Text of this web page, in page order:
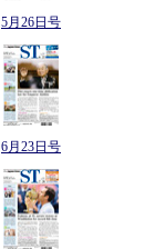
5月26日号
6月23日号